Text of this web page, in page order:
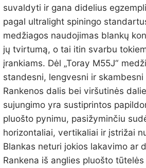
suvaldyti ir gana didelius
pagal ultralight spiningo
medžiagos naudojimas blankų
jų tvirtumą, o tai itin svarbu
įrankiams. Dėl „Toray M55J“
standesni, lengvesni ir
Rankenos dalis bei viršutinės
sujungimo yra sustiprintos
pluošto pynimu, pasižyminčiu
horizontaliai, vertikaliai ir įstrižai
Blankas neturi jokios lakavimo ar
Rankena iš anglies pluošto